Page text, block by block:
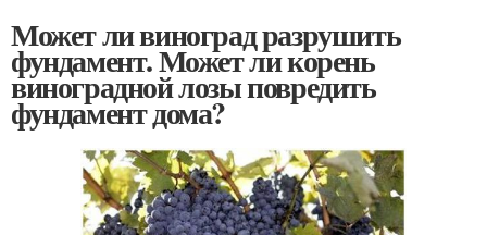
Может ли виноград разрушить
фундамент. Может ли корень
виноградной лозы повредить
фундамент дома?